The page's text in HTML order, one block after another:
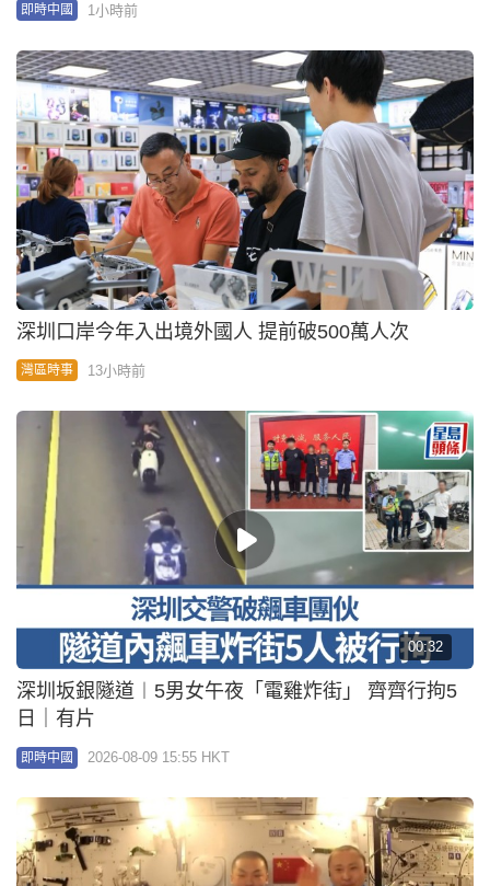
即時中國 1小時前
深圳口岸今年入出境外國人 提前破500萬人次
灣區時事 13小時前
00:32
深圳坂銀隧道︱5男女午夜「電雞炸街」 齊齊行拘5
日｜有片
即時中國 2026-08-09 15:55 HKT